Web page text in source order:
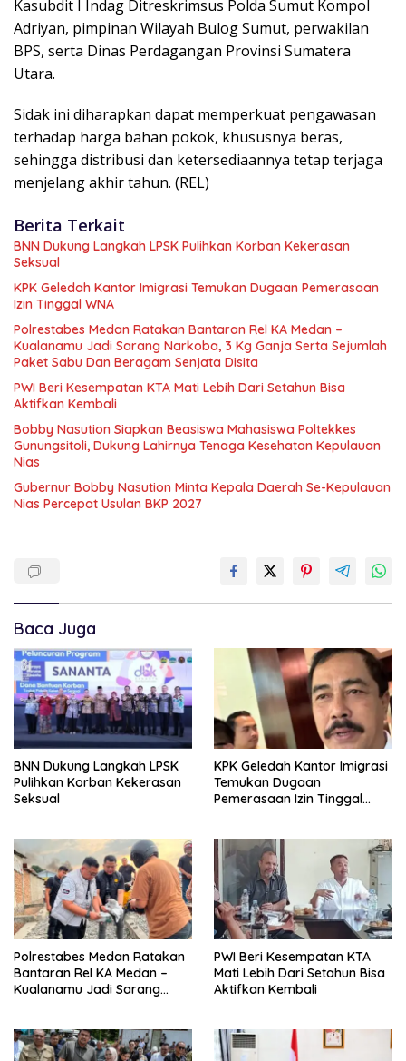
Kasubdit I Indag Ditreskrimsus Polda Sumut Kompol
Adriyan, pimpinan Wilayah Bulog Sumut, perwakilan
BPS, serta Dinas Perdagangan Provinsi Sumatera
Utara.
Sidak ini diharapkan dapat memperkuat pengawasan
terhadap harga bahan pokok, khususnya beras,
sehingga distribusi dan ketersediaannya tetap terjaga
menjelang akhir tahun. (REL)
Berita Terkait
BNN Dukung Langkah LPSK Pulihkan Korban Kekerasan
Seksual
KPK Geledah Kantor Imigrasi Temukan Dugaan Pemerasaan
Izin Tinggal WNA
Polrestabes Medan Ratakan Bantaran Rel KA Medan –
Kualanamu Jadi Sarang Narkoba, 3 Kg Ganja Serta Sejumlah
Paket Sabu Dan Beragam Senjata Disita
PWI Beri Kesempatan KTA Mati Lebih Dari Setahun Bisa
Aktifkan Kembali
Bobby Nasution Siapkan Beasiswa Mahasiswa Poltekkes
Gunungsitoli, Dukung Lahirnya Tenaga Kesehatan Kepulauan
Nias
Gubernur Bobby Nasution Minta Kepala Daerah Se-Kepulauan
Nias Percepat Usulan BKP 2027
Baca Juga
BNN Dukung Langkah LPSK
Pulihkan Korban Kekerasan
Seksual
KPK Geledah Kantor Imigrasi
Temukan Dugaan
Pemerasaan Izin Tinggal
Polrestabes Medan Ratakan
Bantaran Rel KA Medan –
Kualanamu Jadi Sarang
Beragam Senjata Disita
PWI Beri Kesempatan KTA
Mati Lebih Dari Setahun Bisa
Aktifkan Kembali